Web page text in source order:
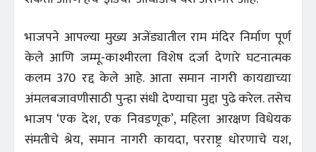
भाजपने आपल्या मुख्य अजेंड्यातील राम मंदिर निर्माण पूर्ण
केले आणि जम्मू-काश्मीरला विशेष दर्जा देणारे घटनात्मक
कलम 370 रद्द केले आहे. आता समान नागरी कायद्याच्या
अंमलबजावणीसाठी पुन्हा संधी देण्याचा मुद्दा पुढे करेल. तसेच
भाजप ‘एक देश, एक निवडणूक’, महिला आरक्षण विधेयक
संमतीचे श्रेय, समान नागरी कायदा, परराष्ट्र धोरणाचे यश,